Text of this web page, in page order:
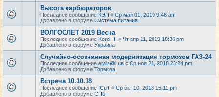
Высота карбюраторов
Последнее сообщение КЭП « Ср май 01, 2019 9:46 am
Добавлено в форуме Система питания
ВОЛГОСЛЕТ 2019 Весна
Последнее сообщение Korol-III « Чт апр 11, 2019 18:36 pm
Добавлено в форуме Украина
Случайно-осознанная модернизация тормозов ГАЗ-24
Последнее сообщение elviis@i.ua « Ср ноя 21, 2018 23:24 pm
Добавлено в форуме Тормоза
Встреча 10.10.18
Последнее сообщение ICuT « Ср окт 10, 2018 15:11 pm
Добавлено в форуме СПб